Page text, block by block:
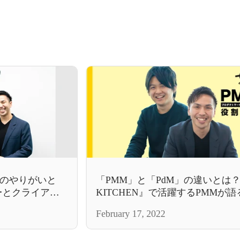
やりがいと
クライアン
「PMM」と「PdM」の違いとは
KITCHEN』で活躍するPMMが語
February 17, 2022